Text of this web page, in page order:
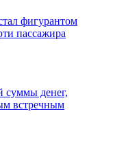
фигурантом
пассажира
суммы денег,
встречным